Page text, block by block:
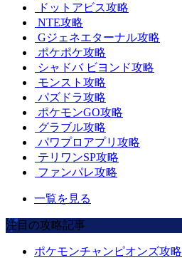
ドットアビス攻略
NTE攻略
Gジェネエターナル攻略
ポケポケ攻略
シャドバ ビヨンド攻略
モンスト攻略
パズドラ攻略
ポケモンGO攻略
グラブル攻略
パワプロアプリ攻略
テリワンSP攻略
ファンパレ攻略
一覧を見る
注目の攻略記事
ポケモンチャンピオンズ攻略